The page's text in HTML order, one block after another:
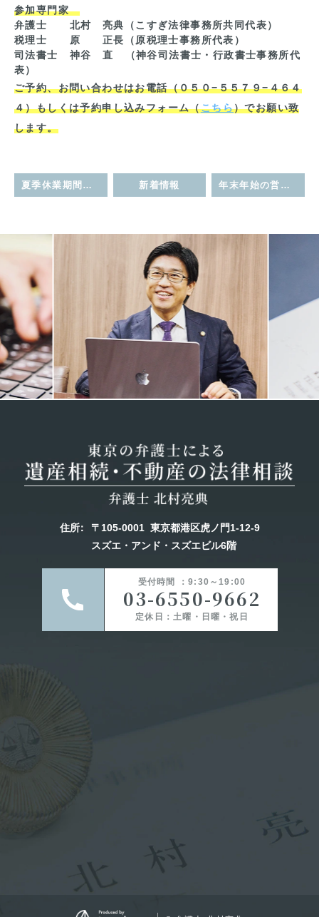
参加専門家
弁護士 北村 亮典（こすぎ法律事務所共同代表）
税理士 原 正長（原税理士事務所代表）
司法書士 神谷 直 （神谷司法書士・行政書士事務所代
表）
ご予約、お問い合わせはお電話（０５０−５５７９−４６４
４）もしくは予約申し込みフォーム（こちら）でお願い致
します。
夏季休業期間のお知らせ 新着情報 年末年始の営業について
Previous
住所： 〒105-0001 東京都港区虎ノ門1-12-9
スズエ・アンド・スズエビル6階
受付時間 ：9:30～19:00
03-6550-9662
定休日：土曜・日曜・祝日